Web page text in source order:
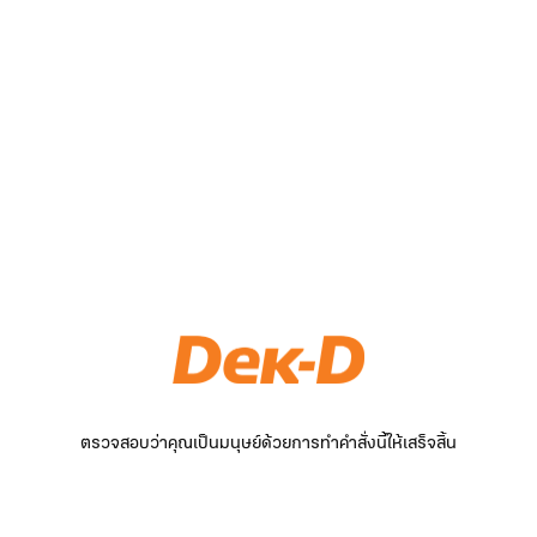
ตรวจสอบว่าคุณเป็นมนุษย์ด้วยการทำคำสั่งนี้ให้เสร็จสิ้น